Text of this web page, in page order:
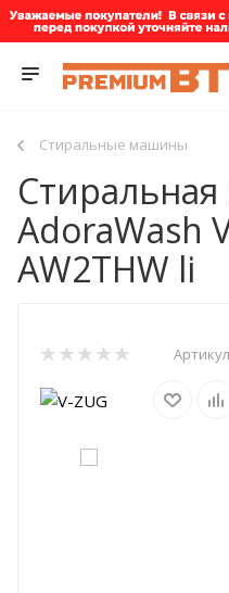
Стиральные машины
AdoraWash
AW2THW li